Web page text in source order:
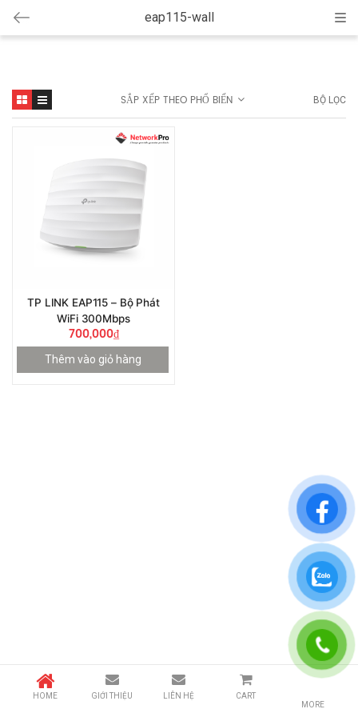
eap115-wall
SẮP XẾP THEO PHỔ BIẾN BỘ LỌC
TP LINK EAP115 – Bộ Phát
WiFi 300Mbps
700,000₫
Thêm vào giỏ hàng
HOME GIỚI THIỆU LIÊN HỆ
CART
MORE